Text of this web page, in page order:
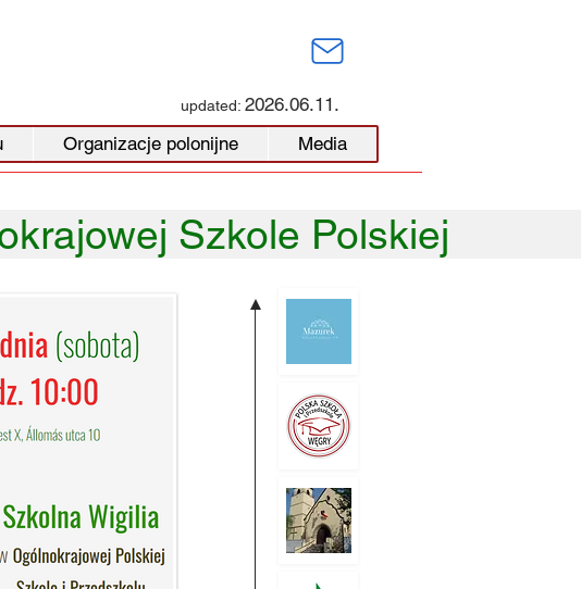
updated: 2026.06.11.
Organizacje polonijne Media
Szkole Polskiej